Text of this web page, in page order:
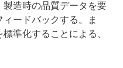
造時の品質データを要
ードバックする。ま
準化することによる、